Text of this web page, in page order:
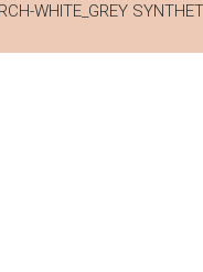
WHITE_GREY